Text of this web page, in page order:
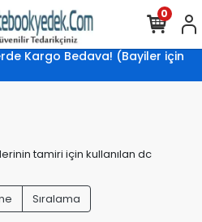
Kargo Bedava! (Bayiler için
0
tamiri için kullanılan dc
Sıralama